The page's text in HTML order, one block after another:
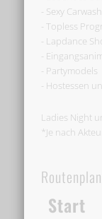
- Sexy Carwash
- Topless
- Lapdance
-
- Partymodels
- Hostessen
Ladies Night
*Je nach
Start